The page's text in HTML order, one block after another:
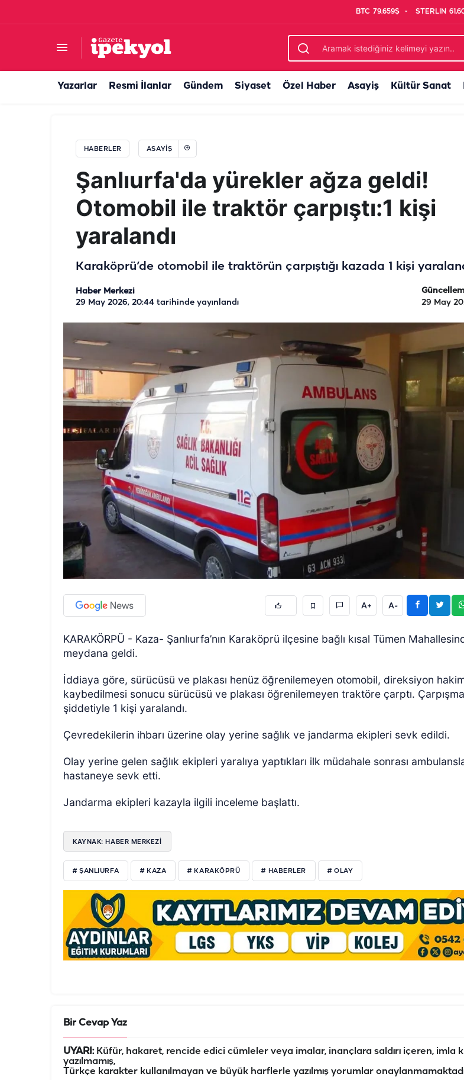
BTC 79.659$ STERLIN
Yazarlar Resmi İlanlar Gündem Siyaset Özel Haber Asayiş Kültür Sanat
HABERLER ASAYIŞ
Şanlıurfa'da yürekler ağza geldi!
Otomobil ile traktör çarpıştı:1 kişi
yaralandı
Karaköprü’de otomobil ile traktörün çarpıştığı kazada 1 kişi
Haber Merkezi
29 May 2026, 20:44 tarihinde yayınlandı
29 May
A+ A-
KARAKÖRPÜ - Kaza- Şanlıurfa’nın Karaköprü ilçesine bağlı kısal Tümen
meydana geldi.
İddiaya göre, sürücüsü ve plakası henüz öğrenilemeyen otomobil, direksiyon
kaybedilmesi sonucu sürücüsü ve plakası öğrenilemeyen traktöre çarptı.
şiddetiyle 1 kişi yaralandı.
Çevredekilerin ihbarı üzerine olay yerine sağlık ve jandarma ekipleri sevk edildi.
Olay yerine gelen sağlık ekipleri yaralıya yaptıkları ilk müdahale sonrası
hastaneye sevk etti.
Jandarma ekipleri kazayla ilgili inceleme başlattı.
KAYNAK: HABER MERKEZİ
# ŞANLIURFA # KAZA # KARAKÖPRÜ # HABERLER # OLAY
Bir Cevap Yaz
UYARI:Küfür, hakaret, rencide edici cümleler veya imalar, inançlara saldırı içeren, imla
yazılmamış,
Türkçe karakter kullanılmayan ve büyük harflerle yazılmış yorumlar
ÖZEL HABER ÖZEL HABER